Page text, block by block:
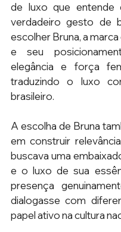
de luxo que entende
verdadeiro gesto de
escolher Bruna, a
e seu
elegância e força
traduzindo o luxo
brasileiro.
A escolha de Bruna
em construir
buscava uma
e o luxo de sua
presença
dialogasse com
papel ativo na cultura